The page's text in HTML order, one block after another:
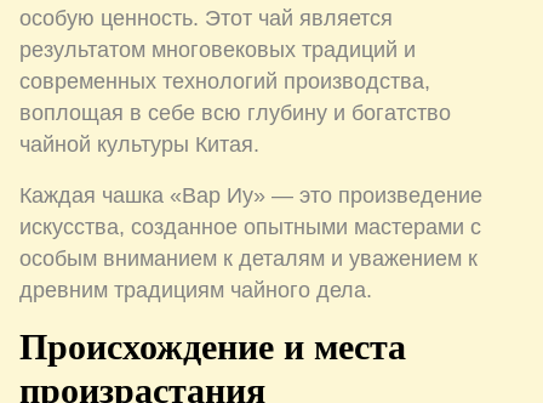
особую ценность. Этот чай является
результатом многовековых традиций и
современных технологий производства,
воплощая в себе всю глубину и богатство
чайной культуры Китая.
Каждая чашка «Вар Иу» — это произведение
искусства, созданное опытными мастерами с
особым вниманием к деталям и уважением к
древним традициям чайного дела.
Происхождение и места
произрастания